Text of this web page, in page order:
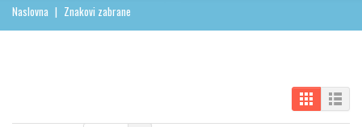
Naslovna | Znakovi zabrane